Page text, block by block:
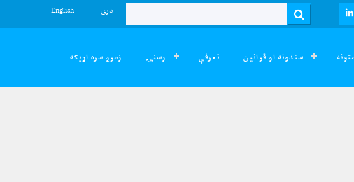
LINKEDIN
Search
دری English
سندونه او قوانین تعرفې رسنۍ زموږ سره اړیکه